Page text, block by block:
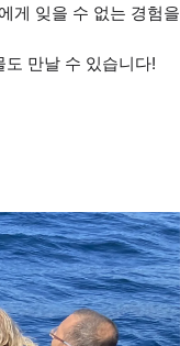
게 잊을 수 없는 경험을
만날 수 있습니다!